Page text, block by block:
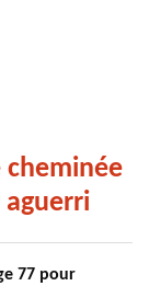
cheminée
aguerri
77 pour